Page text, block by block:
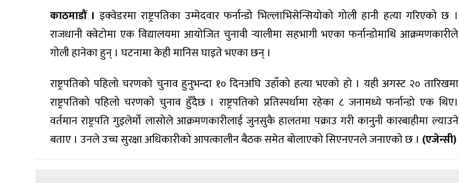
काठमाडौं । इक्वेडरमा राष्ट्रपतिका उम्मेदवार फर्नान्डो भिल्लाभिसेन्सियोको गोली हानी हत्या गरिएको छ ।
राजधानी क्वेटोमा एक विद्यालयमा आयोजित चुनावी र्‍यालीमा सहभागी भएका फर्नान्डोमाथि आक्रमणकारीले
गोली हानेका हुन् । घटनामा केही मानिस घाइते भएका छन् ।
राष्ट्रपतिको पहिलो चरणको चुनाव हुनुभन्दा १० दिनअघि उहाँको हत्या भएको हो । यही अगस्ट २० तारिखमा
राष्ट्रपतिको पहिलो चरणको चुनाव हुँदैछ । राष्ट्रपतिको प्रतिस्पर्धामा रहेका ८ जनामध्ये फर्नान्डो एक थिए।
वर्तमान राष्ट्रपति गुइलेर्मो लासोले आक्रमणकारीलाई जुनसुकै हालतमा पक्राउ गरी कानुनी कारबाहीमा ल्याउने
बताए । उनले उच्च सुरक्षा अधिकारीको आपत्कालीन बैठक समेत बोलाएको सिएनएनले जनाएको छ । (एजेन्सी)